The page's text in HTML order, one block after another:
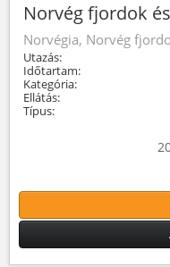
Norvég fjordok
Norvégia, Norvég
Utazás:
Időtartam:
Kategória:
Ellátás:
Típus: